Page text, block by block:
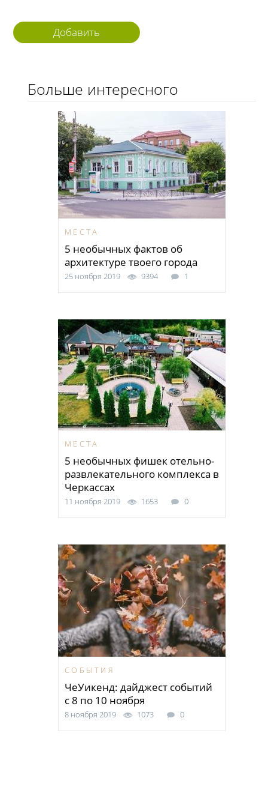
Добавить
Больше интересного
МЕСТА
5 необычных фактов об
архитектуре твоего города
25 ноября 2019 9394 1
МЕСТА
5 необычных фишек отельно-
развлекательного комплекса в
Черкассах
11 ноября 2019 1653 0
СОБЫТИЯ
ЧеУикенд: дайджест событий
с 8 по 10 ноября
8 ноября 2019 1073 0